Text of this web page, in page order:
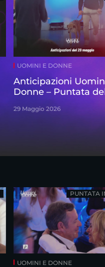
UOMINI E DONNE
Anticipazioni
Donne – Puntata
maggio
29 Maggio 2026
UOMINI E DONNE
PUNTATA